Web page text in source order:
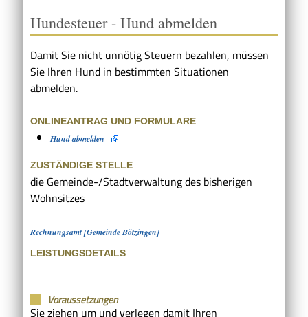
Hundesteuer - Hund abmelden
Damit Sie nicht unnötig Steuern bezahlen, müssen
Sie Ihren Hund in bestimmten Situationen
abmelden.
ONLINEANTRAG UND FORMULARE
Hund abmelden
ZUSTÄNDIGE STELLE
die Gemeinde-/Stadtverwaltung des bisherigen
Wohnsitzes
Rechnungsamt [Gemeinde Bötzingen]
LEISTUNGSDETAILS
Voraussetzungen
Sie ziehen um und verlegen damit Ihren